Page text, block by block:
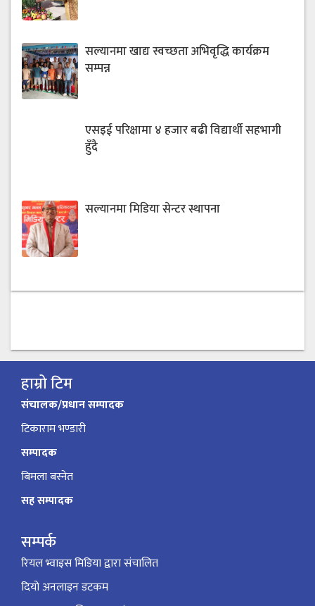
सल्यानमा खाद्य स्वच्छता अभिवृद्धि कार्यक्रम
सम्पन्न
एसइई परिक्षामा ४ हजार बढी विद्यार्थी सहभागी
हुँदै
सल्यानमा मिडिया सेन्टर स्थापना
हाम्रो टिम
संचालक/प्रधान सम्पादक
टिकाराम भण्डारी
सम्पादक
बिमला बस्नेत
सह सम्पादक
सम्पर्क
रियल भ्वाइस मिडिया द्वारा संचालित
दियो अनलाइन डटकम